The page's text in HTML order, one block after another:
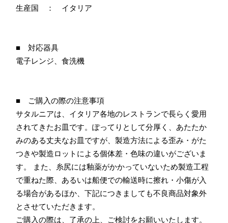
生産国 ： イタリア
■ 対応器具
電子レンジ、食洗機
■ ご購入の際の注意事項
サタルニアは、イタリア各地のレストランで長らく愛用
されてきたお皿です。ぽってりとして分厚く、あたたか
みのある丈夫なお皿ですが、製造方法による歪み・がた
つきや製造ロットによる個体差・色味の違いがございま
す。 また、糸尻には釉薬がかかっていないため製造工程
で重ねた際、あるいは船便での輸送時に擦れ・小傷が入
る場合があるほか、下記につきましても不良商品対象外
とさせていただきます。
ご購入の際は、了承の上、ご検討をお願いいたします。